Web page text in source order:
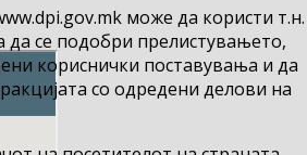
може да користи т.н.
да се подобри прелистувањето,
кориснички поставувања и да
со одредени делови на